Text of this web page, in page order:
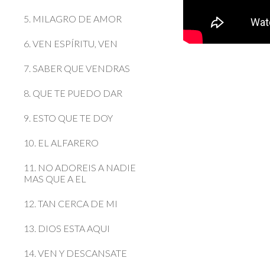
5. MILAGRO DE AMOR
6. VEN ESPÍRITU, VEN
7. SABER QUE VENDRAS
8. QUE TE PUEDO DAR
9. ESTO QUE TE DOY
10. EL ALFARERO
11. NO ADOREIS A NADIE
MAS QUE A EL
12. TAN CERCA DE MI
13. DIOS ESTA AQUI
14. VEN Y DESCANSATE